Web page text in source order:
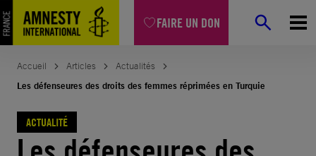
FAIRE UN DON
Aller
au
contenu
Accueil Articles
Actualités
Les défenseures des droits des femmes réprimées en Turquie
ACTUALITÉ